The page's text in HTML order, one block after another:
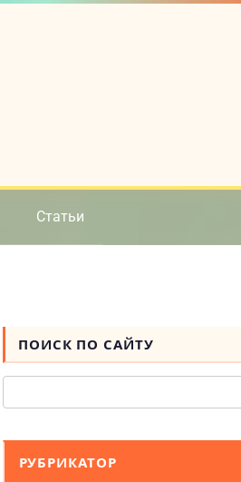
Статьи
ПОИСК ПО САЙТУ
РУБРИКАТОР